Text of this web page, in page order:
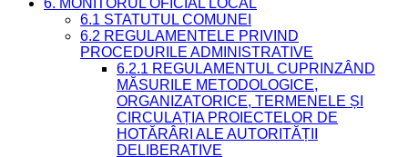
6. MONITORUL OFICIAL LOCAL
6.1 STATUTUL COMUNEI
6.2 REGULAMENTELE PRIVIND
PROCEDURILE ADMINISTRATIVE
6.2.1 REGULAMENTUL CUPRINZÂND
MĂSURILE METODOLOGICE,
ORGANIZATORICE, TERMENELE ȘI
CIRCULAȚIA PROIECTELOR DE
HOTĂRÂRI ALE AUTORITĂȚII
DELIBERATIVE